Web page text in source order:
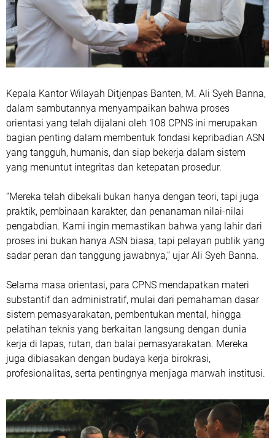
Kepala Kantor Wilayah Ditjenpas Banten, M. Ali Syeh Banna,
dalam sambutannya menyampaikan bahwa proses
orientasi yang telah dijalani oleh 108 CPNS ini merupakan
bagian penting dalam membentuk fondasi kepribadian ASN
yang tangguh, humanis, dan siap bekerja dalam sistem
yang menuntut integritas dan ketepatan prosedur.
“Mereka telah dibekali bukan hanya dengan teori, tapi juga
praktik, pembinaan karakter, dan penanaman nilai-nilai
pengabdian. Kami ingin memastikan bahwa yang lahir dari
proses ini bukan hanya ASN biasa, tapi pelayan publik yang
sadar peran dan tanggung jawabnya,” ujar Ali Syeh Banna.
Selama masa orientasi, para CPNS mendapatkan materi
substantif dan administratif, mulai dari pemahaman dasar
sistem pemasyarakatan, pembentukan mental, hingga
pelatihan teknis yang berkaitan langsung dengan dunia
kerja di lapas, rutan, dan balai pemasyarakatan. Mereka
juga dibiasakan dengan budaya kerja birokrasi,
profesionalitas, serta pentingnya menjaga marwah institusi.